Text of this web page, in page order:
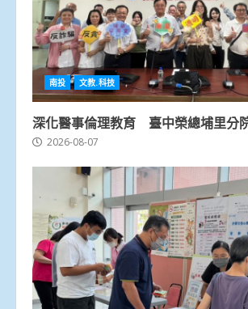
南投 文教.科技
深化醫事倫理教育 臺中榮總埔里分
2026-08-07